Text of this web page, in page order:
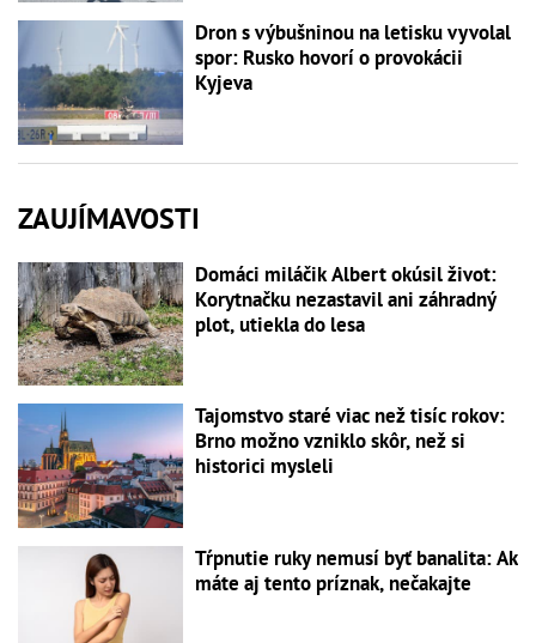
Dron s výbušninou na letisku vyvolal
spor: Rusko hovorí o provokácii
Kyjeva
ZAUJÍMAVOSTI
Domáci miláčik Albert okúsil život:
Korytnačku nezastavil ani záhradný
plot, utiekla do lesa
Tajomstvo staré viac než tisíc rokov:
Brno možno vzniklo skôr, než si
historici mysleli
Tŕpnutie ruky nemusí byť banalita: Ak
máte aj tento príznak, nečakajte